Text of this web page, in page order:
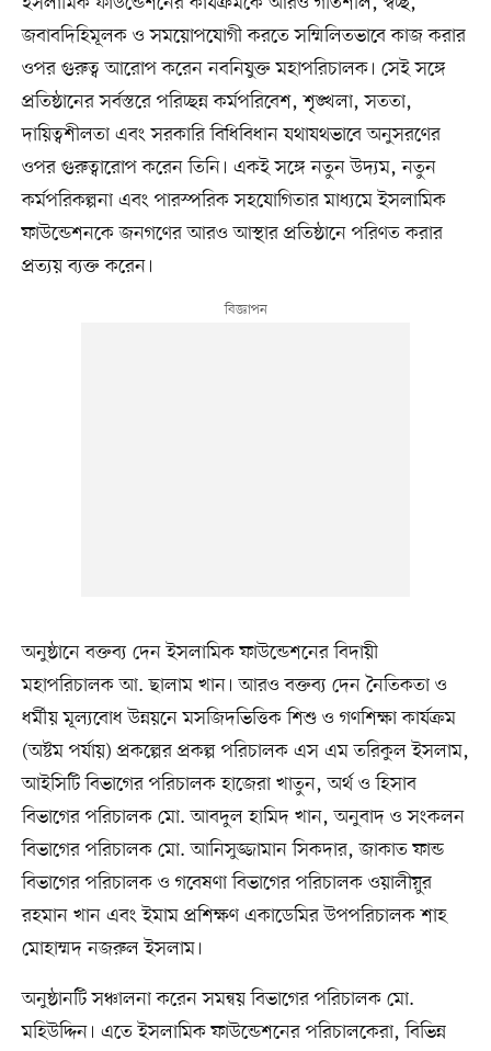
জবাবদিহিমূলক ও সময়োপযোগী করতে সম্মিলিতভাবে কাজ করার
ওপর গুরুত্ব আরোপ করেন নবনিযুক্ত মহাপরিচালক। সেই সঙ্গে
প্রতিষ্ঠানের সর্বস্তরে পরিচ্ছন্ন কর্মপরিবেশ, শৃঙ্খলা, সততা,
দায়িত্বশীলতা এবং সরকারি বিধিবিধান যথাযথভাবে অনুসরণের
ওপর গুরুত্বারোপ করেন তিনি। একই সঙ্গে নতুন উদ্যম, নতুন
কর্মপরিকল্পনা এবং পারস্পরিক সহযোগিতার মাধ্যমে ইসলামিক
ফাউন্ডেশনকে জনগণের আরও আস্থার প্রতিষ্ঠানে পরিণত করার
প্রত্যয় ব্যক্ত করেন।
অনুষ্ঠানে বক্তব্য দেন ইসলামিক ফাউন্ডেশনের বিদায়ী
মহাপরিচালক আ. ছালাম খান। আরও বক্তব্য দেন নৈতিকতা ও
ধর্মীয় মূল্যবোধ উন্নয়নে মসজিদভিত্তিক শিশু ও গণশিক্ষা কার্যক্রম
(অষ্টম পর্যায়) প্রকল্পের প্রকল্প পরিচালক এস এম তরিকুল ইসলাম,
আইসিটি বিভাগের পরিচালক হাজেরা খাতুন, অর্থ ও হিসাব
বিভাগের পরিচালক মো. আবদুল হামিদ খান, অনুবাদ ও সংকলন
বিভাগের পরিচালক মো. আনিসুজ্জামান সিকদার, জাকাত ফান্ড
বিভাগের পরিচালক ও গবেষণা বিভাগের পরিচালক ওয়ালীয়ুর
রহমান খান এবং ইমাম প্রশিক্ষণ একাডেমির উপপরিচালক শাহ
মোহাম্মদ নজরুল ইসলাম।
অনুষ্ঠানটি সঞ্চালনা করেন সমন্বয় বিভাগের পরিচালক মো.
মহিউদ্দিন। এতে ইসলামিক ফাউন্ডেশনের পরিচালকেরা, বিভিন্ন